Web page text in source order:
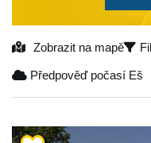
Zobrazit na mapě
Předpověď počasí Eš